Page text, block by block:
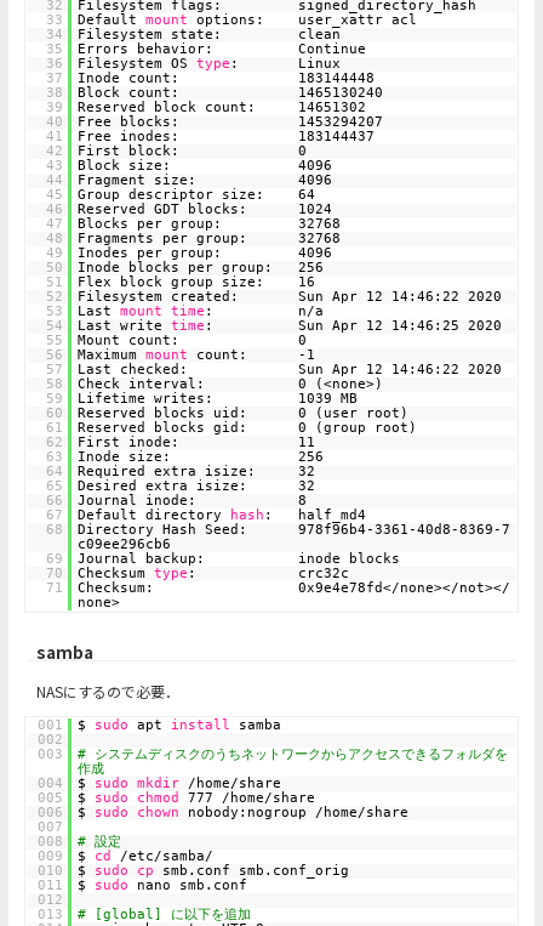
32
Filesystem flags: signed_directory_hash
33
Defaultmount
options: user_xattr acl
34
Filesystem state: clean
35
Errors behavior: Continue
36
Filesystem OStype : Linux
37
Inode count: 183144448
38
Block count: 1465130240
39
Reserved block count: 14651302
40
Free blocks: 1453294207
41
Free inodes: 183144437
42
First block: 0
43
Block size: 4096
44
Fragment size: 4096
45
Group descriptor size: 64
46
Reserved GDT blocks: 1024
47
Blocks per group: 32768
48
Fragments per group: 32768
49
Inodes per group: 4096
50
Inode blocks per group: 256
51
Flex block group size: 16
52
Filesystem created: Sun Apr 12 14:46:22 2020
53
Lastmount time : n/a
54
Last writetime : Sun Apr 12 14:46:25 2020
55
Mount count: 0
56
Maximummount
count: -1
57
Last checked: Sun Apr 12 14:46:22 2020
58
Check interval: 0 (<none>)
59
Lifetime writes: 1039 MB
60
Reserved blocks uid: 0 (user root)
61
Reserved blocks gid: 0 (group root)
62
First inode: 11
63
Inode size: 256
64
Required extra isize: 32
65
Desired extra isize: 32
66
Journal inode: 8
67
Default directory hash : half_md4
68
Directory Hash Seed: 978f96b4-3361-40d8-8369-7
c09ee296cb6
69
Journal backup: inode blocks
70
Checksumtype : crc32c
71
Checksum: 0x9e4e78fd</none></not></
none>
samba
NASにするので必要．
001 $ sudo apt install
samba
002
003
# システムディスクのうちネットワークからアクセスできるフォルダを
作成
004
$ sudo mkdir
/home/share
005
$ sudo chmod
777 /home/share
006
$ sudo chown
nobody:nogroup /home/share
007
008
# 設定
009
$ cd
/etc/samba/
010
$ sudo cp
smb.conf smb.conf_orig
011
$ sudo
nano smb.conf
012
013
# [global] に以下を追加